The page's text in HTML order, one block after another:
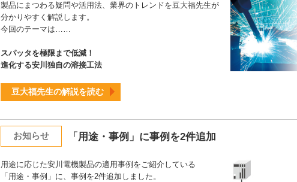
製品にまつわる疑問や活用法、業界のトレンドを豆大福先生が
分かりやすく解説します。
今回のテーマは……
スパッタを極限まで低減！
進化する安川独自の溶接工法
豆大福先生の解説を読む
お知らせ 「用途・事例」に事例を2件追加
用途に応じた安川電機製品の適用事例をご紹介している
「用途・事例」に、事例を2件追加しました。